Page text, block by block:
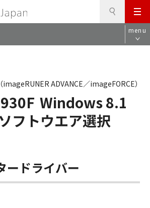
メ
ニ
ュ
menu
Windows 8.1
ソフトウエア選択
ADVANCE／imageFORCE）
ードライバー